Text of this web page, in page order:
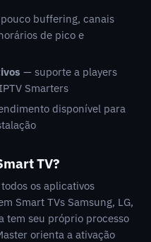
buffering, canais
de pico e
— suporte a players
Smarters
disponível para
TV?
os aplicativos
Smart TVs Samsung, LG,
tem seu próprio processo
orienta a ativação